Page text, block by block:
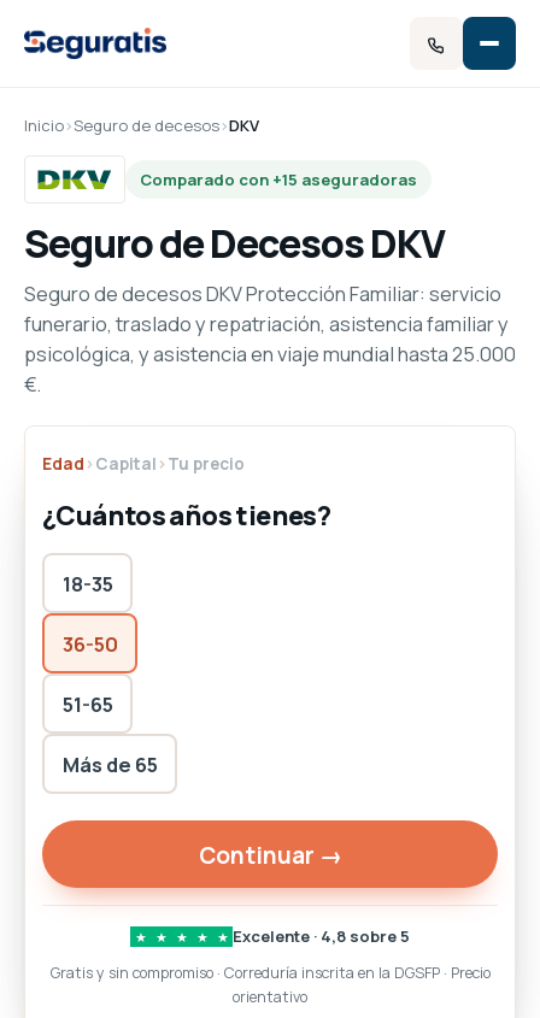
Inicio›Seguro de decesos›DKV
Comparado con +15 aseguradoras
Seguro de Decesos DKV
Seguro de decesos DKV Protección Familiar: servicio
funerario, traslado y repatriación, asistencia familiar y
psicológica, y asistencia en viaje mundial hasta 25.000
€.
Edad ›Capital ›Tu precio
¿Cuántos años tienes?
18-35
36-50
51-65
Más de 65
Continuar →
★ ★ ★ ★ ★ Excelente · 4,8 sobre 5
Gratis y sin compromiso · Correduría inscrita en la DGSFP · Precio
orientativo